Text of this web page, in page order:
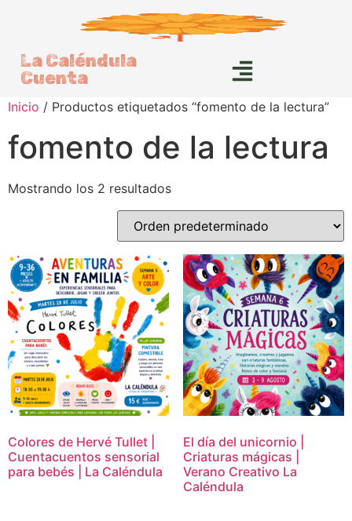
La Caléndula
Cuenta
Inicio / Productos etiquetados “fomento de la lectura”
fomento de la lectura
Mostrando los 2 resultados
Colores de Hervé Tullet |
Cuentacuentos sensorial
para bebés | La Caléndula
El día del unicornio |
Criaturas mágicas |
Verano Creativo La
Caléndula